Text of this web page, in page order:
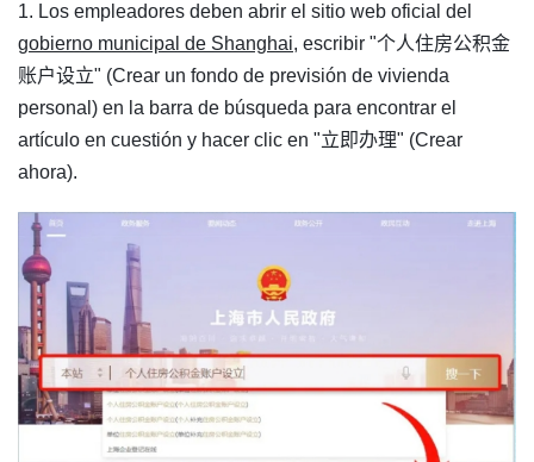
1. Los empleadores deben abrir el sitio web oficial del
gobierno municipal de Shanghai, escribir "个人住房公积金
账户设立" (Crear un fondo de previsión de vivienda
personal) en la barra de búsqueda para encontrar el
artículo en cuestión y hacer clic en "立即办理" (Crear
ahora).